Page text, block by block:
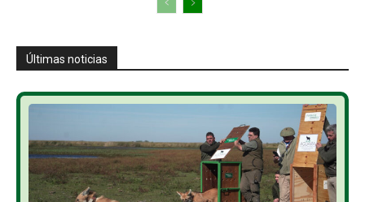
Últimas noticias